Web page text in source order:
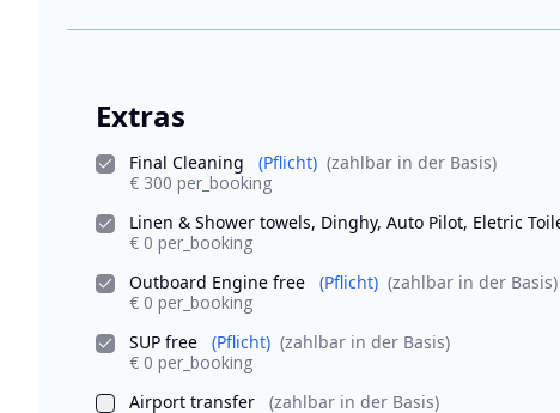
Extras
Final Cleaning (Pflicht) (zahlbar in der Basis)
€ 300 per_booking
Linen & Shower towels, Dinghy, Auto Pilot, Eletric
€ 0 per_booking
Outboard Engine free
(Pflicht) (zahlbar in der Basis)
€ 0 per_booking
SUP free
(Pflicht) (zahlbar in der Basis)
€ 0 per_booking
Airport transfer
(zahlbar in der Basis)